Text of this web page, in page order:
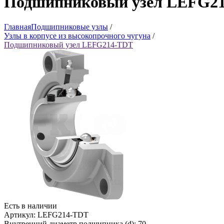
ГлавнаяПодшипниковые узлы /
Узлы в корпусе из высокопрочного чугуна /
Подшипниковый узел LEFG214-TDT
Есть в наличии
Артикул: LEFG214-TDT